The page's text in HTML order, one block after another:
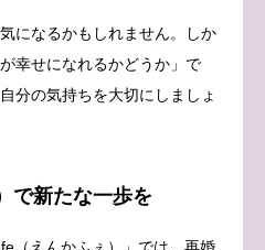
になるかもしれません。しか
幸せになれるかどうか」で
分の気持ちを大切にしましょ
で新たな一歩を